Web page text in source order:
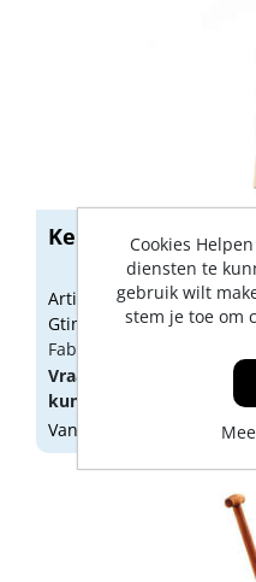
Kelfort steel voor
Artikelnummer: 1516740
Gtin: 8714678019241
Fabrikant artikel nummer:
Vraag een
aan
kunnen zien.
Vandaag besteld, morgen
Cookies
diensten te
gebruik wilt
stem je toe om